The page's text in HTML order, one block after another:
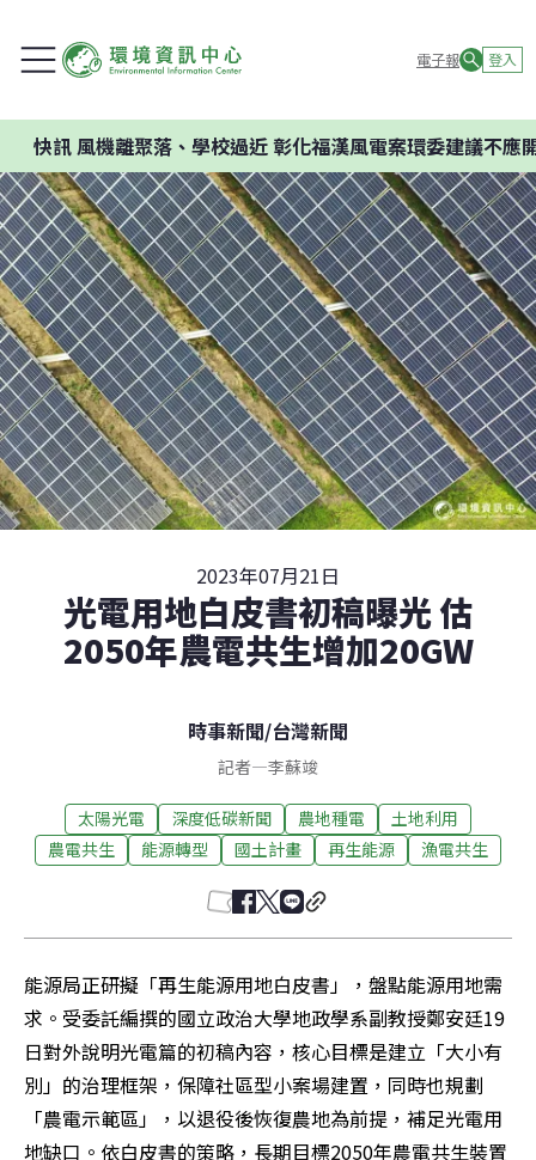
電子報 登入
風機離聚落、學校過近 彰化福漢風電案環委建議不應開發
2023年07月21日
光電用地白皮書初稿曝光 估
2050年農電共生增加20GW
時事新聞/台灣新聞
記者—李蘇竣
太陽光電 深度低碳新聞 農地種電
土地利用
農電共生
能源轉型 國土計畫 再生能源 漁電共生
能源局正研擬「再生能源用地白皮書」，盤點能源用地需
求。受委託編撰的國立政治大學地政學系副教授鄭安廷19
日對外說明光電篇的初稿內容，核心目標是建立「大小有
別」的治理框架，保障社區型小案場建置，同時也規劃
「農電示範區」，以退役後恢復農地為前提，補足光電用
地缺口。依白皮書的策略，長期目標2050年農電共生裝置